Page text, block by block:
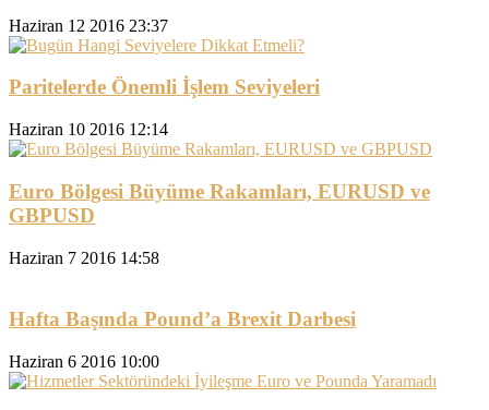
Haziran 12 2016 23:37
Paritelerde Önemli İşlem Seviyeleri
Haziran 10 2016 12:14
Euro Bölgesi Büyüme Rakamları, EURUSD ve
GBPUSD
Haziran 7 2016 14:58
Hafta Başında Pound’a Brexit Darbesi
Haziran 6 2016 10:00